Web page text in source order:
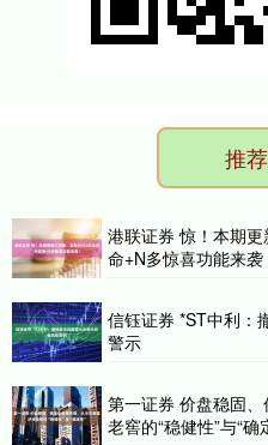
推
港联证券 惊！本期
命+N多惊喜功能来袭
信钰证券 *ST中利：
警示
第一证券 价盘稳固
老窖的“稳健性”与“确